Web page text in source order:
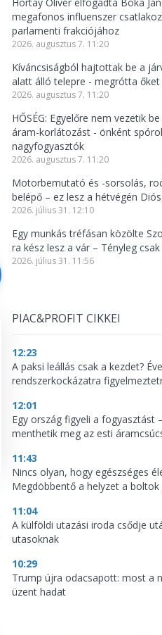
megafonos influenszer
parlamenti frakciójához
2026. augusztus 7. 11:20
Kíváncsiságból hajtottak be a
alatt álló telepre - megrótta őket
2026. augusztus 7. 11:20
HŐSÉG: Egyelőre nem vezetik
áram-korlátozást - önként
nagyfogyasztók
2026. augusztus 7. 11:20
Motorbemutató és -sorsolás,
belépő – ez lesz a hétvégén
2026. július 31. 12:10
Egy munkás tréfásan közölte
ra kész lesz a vár – Tényleg csak
2026. július 31. 11:56
PIAC&PROFIT CIKKEI
12:23
A paksi leállás csak a kezdet?
rendszerkockázatra
12:01
Egy ország figyeli a fogyasztást
menthetik meg az esti
11:43
Nincs olyan, hogy egészséges
Megdöbbentő a helyzet a boltok
11:04
A külföldi utazási iroda csődje
utasoknak
10:29
Trump újra odacsapott: most a
üzent hadat